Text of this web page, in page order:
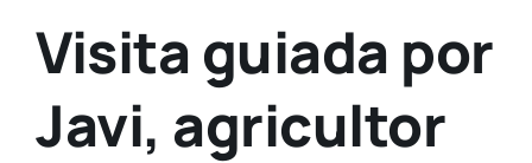
Visita guiada por
Javi, agricultor